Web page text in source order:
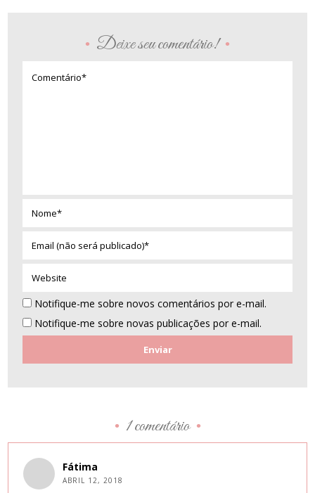
• Deixe seu comentário! •
(não
publicado)*
Notifique-me sobre novos comentários por e-mail.
Notifique-me sobre novas publicações por e-mail.
• 1 comentário •
Fátima
ABRIL 12, 2018